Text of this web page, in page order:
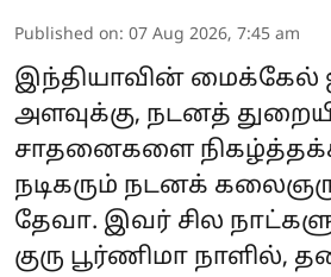
Published on: 07 Aug 2026, 7:45 am
இந்தியாவின்
அளவுக்கு, நடனத்
சாதனைகளை
நடிகரும் நடனக்
தேவா. இவர் சில
குரு பூர்ணிமா நாளில்,